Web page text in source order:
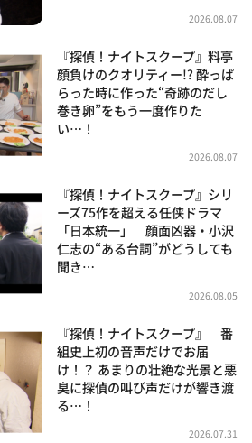
2026.08.07
『探偵！ナイトスクープ』料亭
顔負けのクオリティー!? 酔っぱ
らった時に作った“奇跡のだし
巻き卵”をもう一度作りた
い…！
2026.08.07
『探偵！ナイトスクープ』シリ
ーズ75作を超える任侠ドラマ
「日本統一」 顔面凶器・小沢
仁志の“ある台詞”がどうしても
聞き…
2026.08.05
『探偵！ナイトスクープ』 番
組史上初の音声だけでお届
け！？ あまりの壮絶な光景と悪
臭に探偵の叫び声だけが響き渡
る…！
2026.07.31